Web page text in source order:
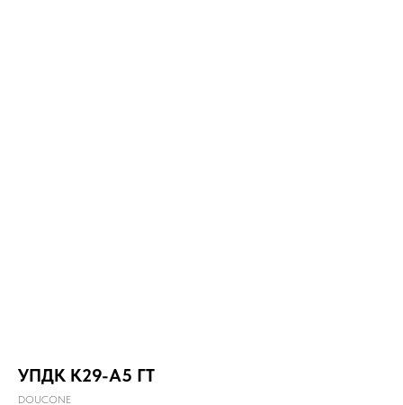
УПДК К29-А5 ГТ
DOUCONE